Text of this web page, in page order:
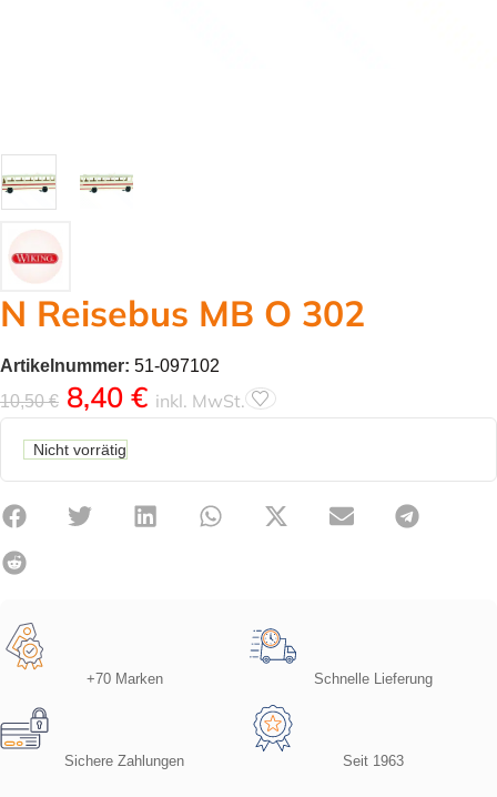
N Reisebus MB O 302
Artikelnummer: 51-097102
10,50€ 8,40 € inkl. MwSt.
Nicht vorrätig
+70 Marken Schnelle Lieferung
Sichere Zahlungen Seit 1963